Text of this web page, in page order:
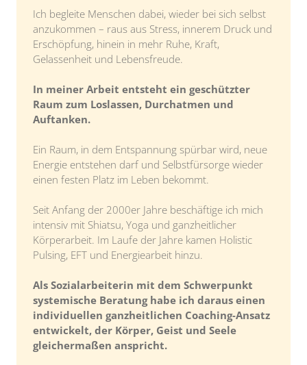
Ich begleite Menschen dabei, wieder bei sich selbst
anzukommen – raus aus Stress, innerem Druck und
Erschöpfung, hinein in mehr Ruhe, Kraft,
Gelassenheit und Lebensfreude.
In meiner Arbeit entsteht ein geschützter
Raum zum Loslassen, Durchatmen und
Auftanken.
Ein Raum, in dem Entspannung spürbar wird, neue
Energie entstehen darf und Selbstfürsorge wieder
einen festen Platz im Leben bekommt.
Seit Anfang der 2000er Jahre beschäftige ich mich
intensiv mit Shiatsu, Yoga und ganzheitlicher
Körperarbeit. Im Laufe der Jahre kamen Holistic
Pulsing, EFT und Energiearbeit hinzu.
Als Sozialarbeiterin mit dem Schwerpunkt
systemische Beratung habe ich daraus einen
individuellen ganzheitlichen Coaching-Ansatz
entwickelt, der Körper, Geist und Seele
gleichermaßen anspricht.